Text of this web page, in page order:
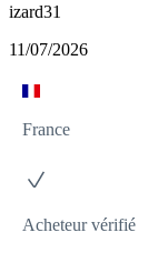
izard31
11/07/2026
France
Acheteur vérifié